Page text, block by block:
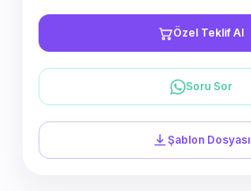
Özel Teklif Al
Soru Sor
Şablon Dosyası